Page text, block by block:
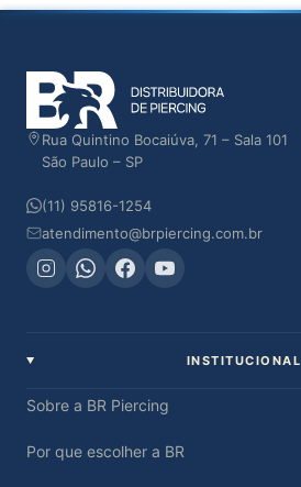
Rua Quintino Bocaiúva, 71 – Sala 101
São Paulo – SP
(11) 95816-1254
atendimento@brpiercing.com.br
INSTITUCIONAL
Sobre a BR Piercing
Por que escolher a BR